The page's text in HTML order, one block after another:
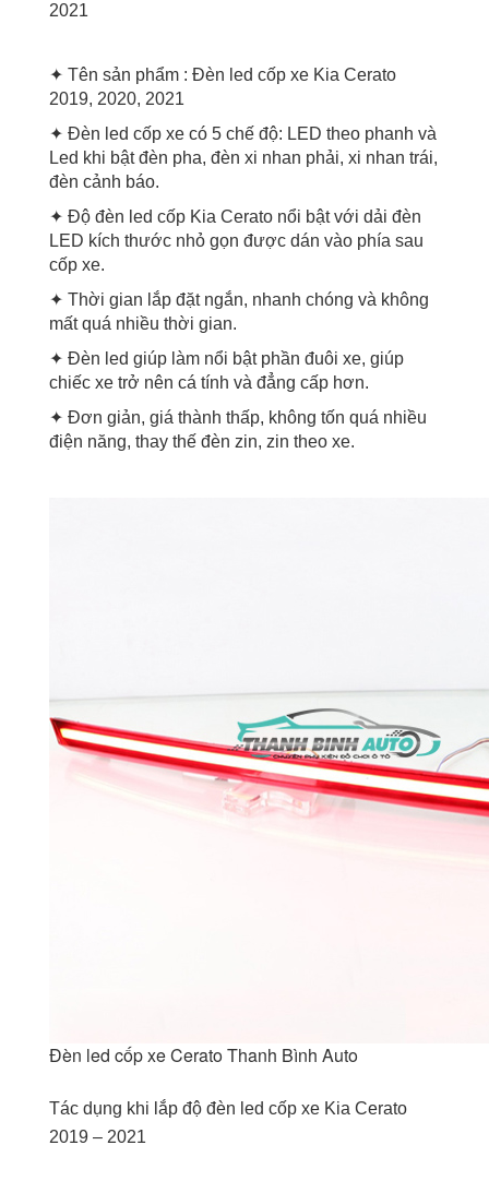
2021
✦ Tên sản phẩm : Đèn led cốp xe Kia Cerato
2019, 2020, 2021
✦ Đèn led cốp xe có 5 chế độ: LED theo phanh và
Led khi bật đèn pha, đèn xi nhan phải, xi nhan trái,
đèn cảnh báo.
✦ Độ đèn led cốp Kia Cerato nổi bật với dải đèn
LED kích thước nhỏ gọn được dán vào phía sau
cốp xe.
✦ Thời gian lắp đặt ngắn, nhanh chóng và không
mất quá nhiều thời gian.
✦ Đèn led giúp làm nổi bật phần đuôi xe, giúp
chiếc xe trở nên cá tính và đẳng cấp hơn.
✦ Đơn giản, giá thành thấp, không tốn quá nhiều
điện năng, thay thế đèn zin, zin theo xe.
Đèn led cốp xe Cerato Thanh Bình Auto
Tác dụng khi lắp độ đèn led cốp xe Kia Cerato
2019 – 2021